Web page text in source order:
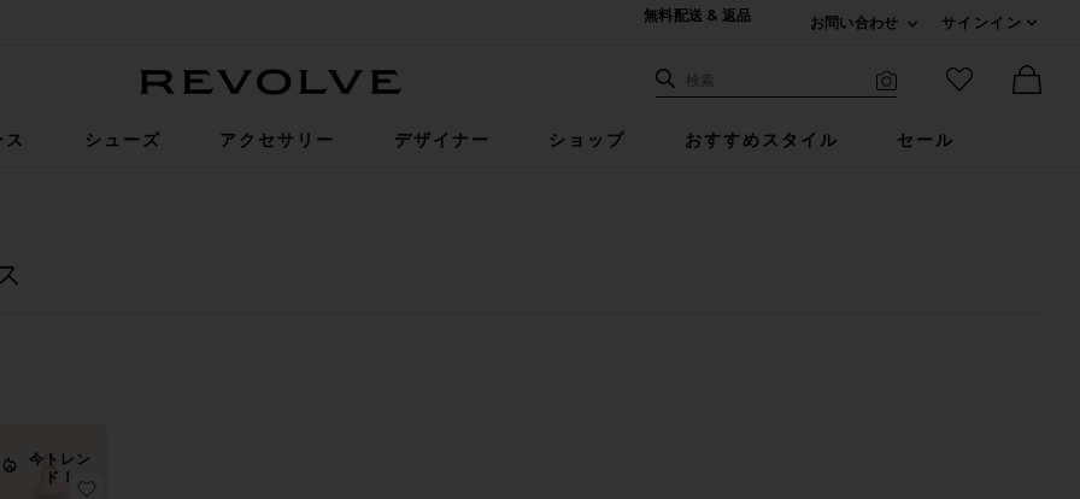
無料配送 & 返品
お問い合わせ
サインイン
サイト検索
検索
お気に入り
シューズ アクセサリー デザイナー ショップ おすすめスタイル セール
ップドレス
に入りWAVERLY ドレス
今トレン
ド！